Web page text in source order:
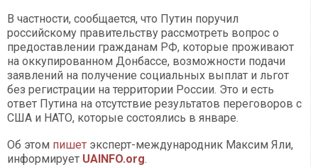
В частности, сообщается, что Путин поручил
российскому правительству рассмотреть вопрос о
предоставлении гражданам РФ, которые проживают
на оккупированном Донбассе, возможности подачи
заявлений на получение социальных выплат и льгот
без регистрации на территории России. Это и есть
ответ Путина на отсутствие результатов переговоров с
США и НАТО, которые состоялись в январе.
Об этом пишет эксперт-международник Максим Яли,
информирует UAINFO.org.